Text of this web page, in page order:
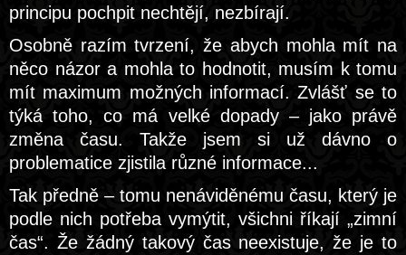
principu pochpit nechtějí, nezbírají.
Osobně razím tvrzení, že abych mohla mít na
něco názor a mohla to hodnotit, musím k tomu
mít maximum možných informací. Zvlášť se to
týká toho, co má velké dopady – jako právě
změna času. Takže jsem si už dávno o
problematice zjistila různé informace...
Tak předně – tomu nenáviděnému času, který je
podle nich potřeba vymýtit, všichni říkají „zimní
čas“. Že žádný takový čas neexistuje, že je to